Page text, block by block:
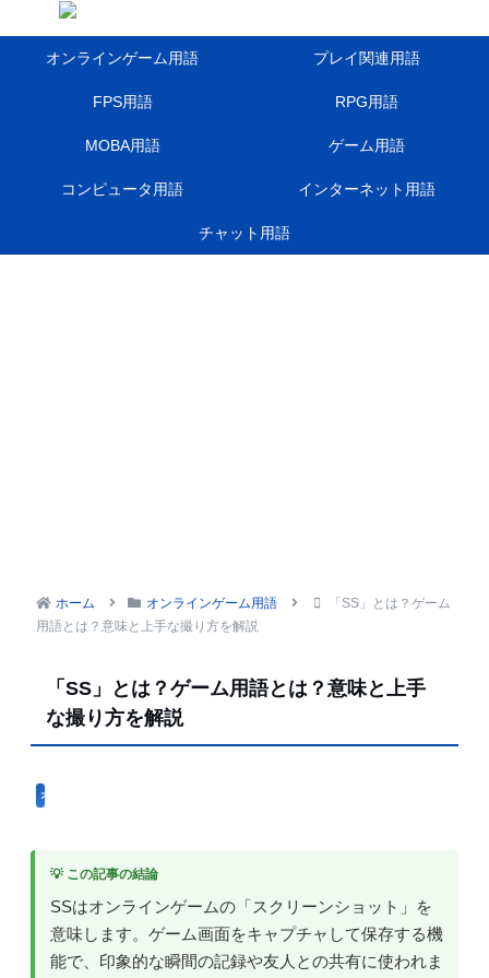
オンラインゲーム用語 プレイ関連用語
FPS用語 RPG用語
MOBA用語 ゲーム用語
コンピュータ用語 インターネット用語
チャット用語
ホーム オンラインゲーム用語
「SS」とは？ゲーム
用語とは？意味と上手な撮り方を解説
「SS」とは？ゲーム用語とは？意味と上手
な撮り方を解説
オンラインゲーム用語
💡 この記事の結論
SSはオンラインゲームの「スクリーンショット」を
意味します。ゲーム画面をキャプチャして保存する機
能で、印象的な瞬間の記録や友人との共有に使われま